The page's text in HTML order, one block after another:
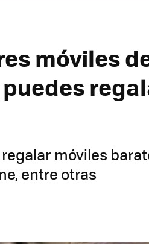
móviles
móviles
entre otras